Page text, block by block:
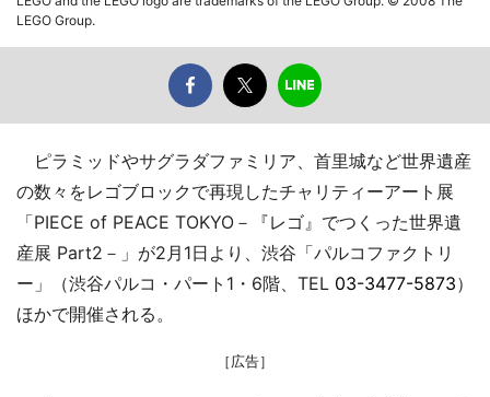
LEGO Group.
ピラミッドやサグラダファミリア、首里城など世界遺産
の数々をレゴブロックで再現したチャリティーアート展
「PIECE of PEACE TOKYO－『レゴ』でつくった世界遺
産展 Part2－」が2月1日より、渋谷「パルコファクトリ
ー」（渋谷パルコ・パート1・6階、TEL 03-3477-5873）
ほかで開催される。
［広告］